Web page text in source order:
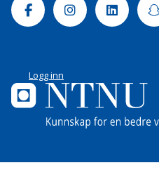
FacebookInstagram
Logg inn